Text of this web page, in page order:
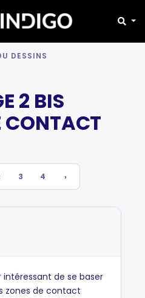
DESSINS
2 BIS
CONTACT
3 4 ›
de se baser
zones de contact